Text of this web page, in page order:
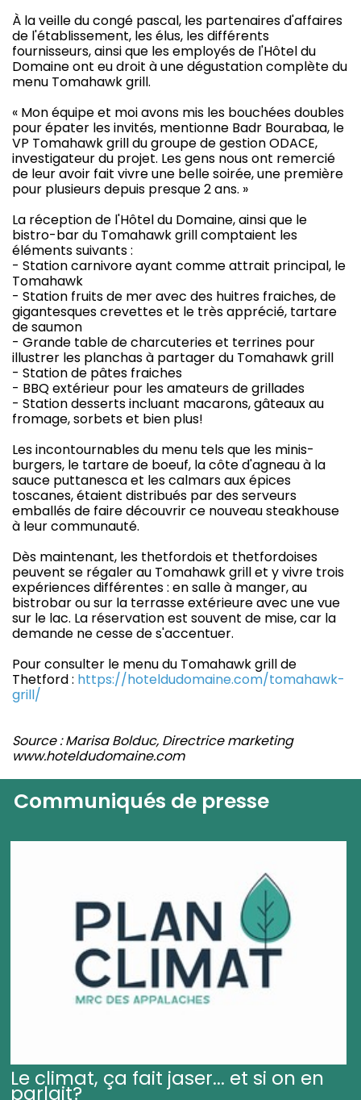
À la veille du congé pascal, les partenaires d'affaires
de l'établissement, les élus, les différents
fournisseurs, ainsi que les employés de l'Hôtel du
Domaine ont eu droit à une dégustation complète du
menu Tomahawk grill.
« Mon équipe et moi avons mis les bouchées doubles
pour épater les invités, mentionne Badr Bourabaa, le
VP Tomahawk grill du groupe de gestion ODACE,
investigateur du projet. Les gens nous ont remercié
de leur avoir fait vivre une belle soirée, une première
pour plusieurs depuis presque 2 ans. »
La réception de l'Hôtel du Domaine, ainsi que le
bistro-bar du Tomahawk grill comptaient les
éléments suivants :
- Station carnivore ayant comme attrait principal, le
Tomahawk
- Station fruits de mer avec des huitres fraiches, de
gigantesques crevettes et le très apprécié, tartare
de saumon
- Grande table de charcuteries et terrines pour
illustrer les planchas à partager du Tomahawk grill
- Station de pâtes fraiches
- BBQ extérieur pour les amateurs de grillades
- Station desserts incluant macarons, gâteaux au
fromage, sorbets et bien plus!
Les incontournables du menu tels que les minis-
burgers, le tartare de boeuf, la côte d'agneau à la
sauce puttanesca et les calmars aux épices
toscanes, étaient distribués par des serveurs
emballés de faire découvrir ce nouveau steakhouse
à leur communauté.
Dès maintenant, les thetfordois et thetfordoises
peuvent se régaler au Tomahawk grill et y vivre trois
expériences différentes : en salle à manger, au
bistrobar ou sur la terrasse extérieure avec une vue
sur le lac. La réservation est souvent de mise, car la
demande ne cesse de s'accentuer.
Pour consulter le menu du Tomahawk grill de
Thetford : https://hoteldudomaine.com/tomahawk-
grill/
Source : Marisa Bolduc, Directrice marketing
www.hoteldudomaine.com
Communiqués de presse
Le climat, ça fait jaser... et si on en
parlait?